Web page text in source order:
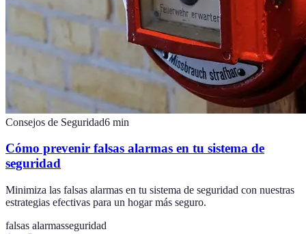
Consejos de Seguridad6 min
Cómo prevenir falsas alarmas en tu sistema de
seguridad
Minimiza las falsas alarmas en tu sistema de seguridad con nuestras
estrategias efectivas para un hogar más seguro.
falsas alarmasseguridad